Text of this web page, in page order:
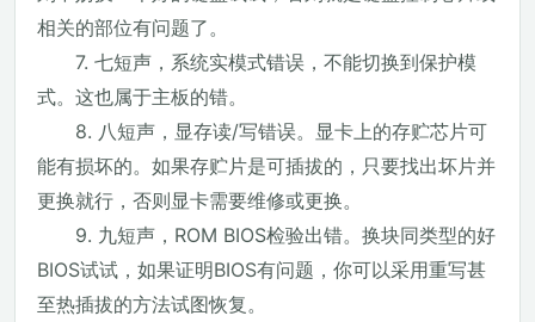
相关的部位有问题了。
7. 七短声，系统实模式错误，不能切换到保护模
式。这也属于主板的错。
8. 八短声，显存读/写错误。显卡上的存贮芯片可
能有损坏的。如果存贮片是可插拔的，只要找出坏片并
更换就行，否则显卡需要维修或更换。
9. 九短声，ROM BIOS检验出错。换块同类型的好
BIOS试试，如果证明BIOS有问题，你可以采用重写甚
至热插拔的方法试图恢复。